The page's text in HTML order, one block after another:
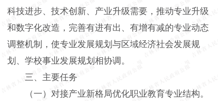
科技进步、技术创新、产业升级需要，推动专业升级
和数字化改造，完善有进有出、有增有减的专业动态
调整机制，使专业发展规划与区域经济社会发展规
划、学校事业发展规划相协调。
三、主要任务
（一）对接产业新格局优化职业教育专业结构。